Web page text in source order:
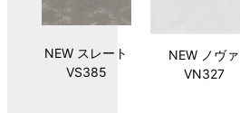
NEW スレート
VS385
NEW ノヴァ
VN327
VIP プリミエール
ラルゴ
NEW イクリプス
ホワイト
テラゾーボロー
VIP ヴィヴァーチ
ェ
NEW スレート
VS385
サンドクレイ
SC475
NEW ノヴァ
VN327
VIP プレミエール
グラヴィータ
NEW グレージオ
モザイクニンバ
アイボリー
SI040